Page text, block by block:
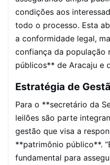
condições aos
todo o processo. Esta
a conformidade legal,
confiança da população
públicos** de Aracaju e
Estratégia de
Para o **secretário da
leilões são parte
gestão que visa a
**patrimônio público**.
fundamental para